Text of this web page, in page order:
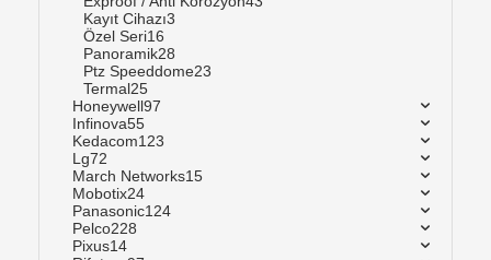
Kayıt Cihazı3
Özel Seri16
Panoramik28
Ptz Speeddome23
Termal25
Honeywell97
Infinova55
Kedacom123
Lg72
March Networks15
Mobotix24
Panasonic124
Pelco228
Pixus14